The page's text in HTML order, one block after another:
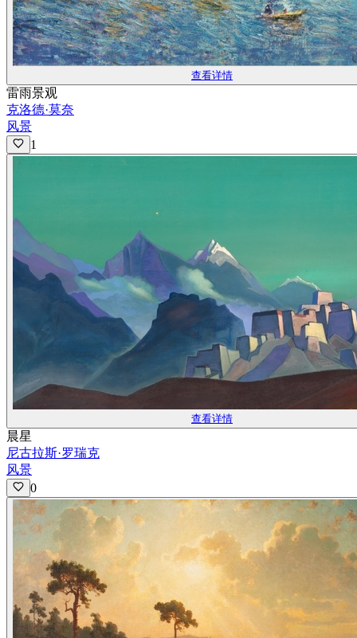
查看详情
雷雨景观
克洛德·莫奈
风景
1
查看详情
晨星
尼古拉斯·罗瑞克
风景
0